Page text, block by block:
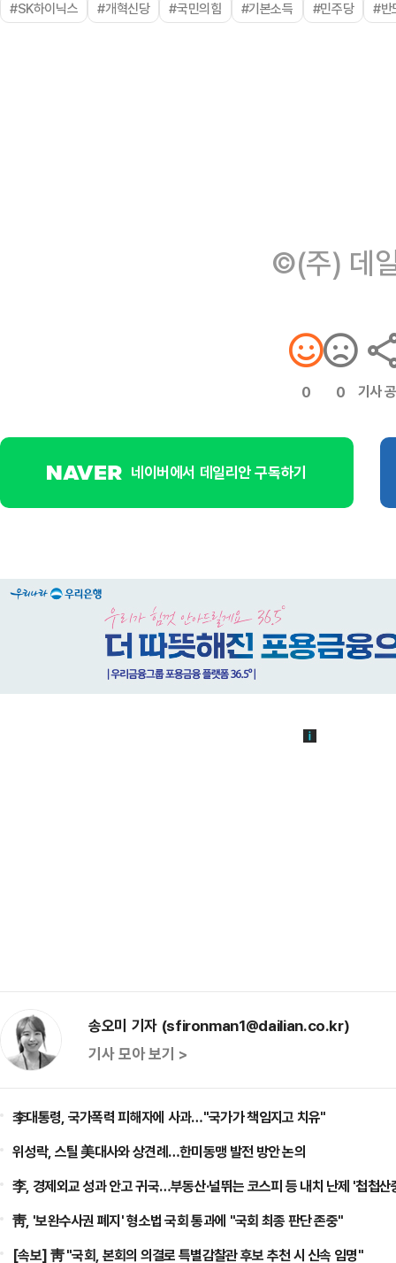
#SK하이닉스 #개혁신당 #국민의힘 #기본소득 #민주당 #반
©(주) 데
0 0 기사
네이버에서 데일리안 구독하기
송오미 기자 (sfironman1@dailian.co.kr)
기사 모아 보기 >
李대통령, 국가폭력 피해자에 사과…"국가가 책임지고 치유"
위성락, 스틸 美대사와 상견례…한미동맹 발전 방안 논의
李, 경제외교 성과 안고 귀국…부동산·널뛰는 코스피 등 내치 난제 '첩첩산
靑, '보완수사권 폐지' 형소법 국회 통과에 "국회 최종 판단 존중"
[속보] 靑 "국회, 본회의 의결로 특별감찰관 후보 추천 시 신속 임명"